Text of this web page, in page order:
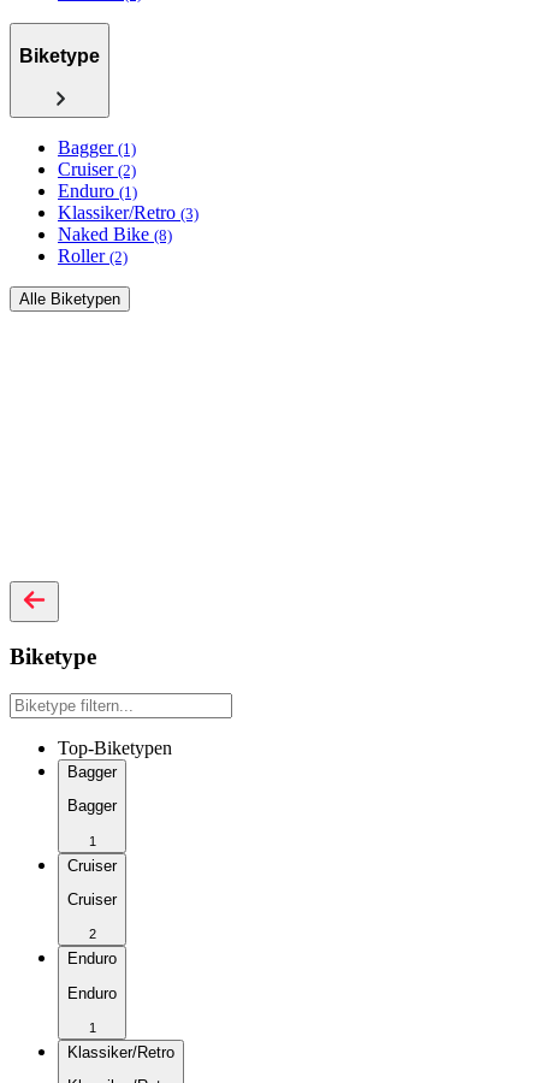
Biketype
Bagger (1)
Cruiser (2)
Enduro (1)
Klassiker/Retro (3)
Naked Bike (8)
Roller (2)
Alle Biketypen
Biketype
Top-Biketypen
Bagger
Bagger
1
Cruiser
Cruiser
2
Enduro
Enduro
1
Klassiker/Retro